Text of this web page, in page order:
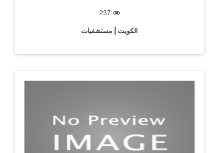
الكويت | مستشفيات